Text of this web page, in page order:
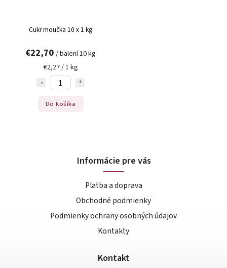
Cukr moučka 10 x 1 kg
€22,70 / balení 10 kg
€2,27 / 1 kg
Do košíka
Informácie pre vás
Platba a doprava
Obchodné podmienky
Podmienky ochrany osobných údajov
Kontakty
Kontakt